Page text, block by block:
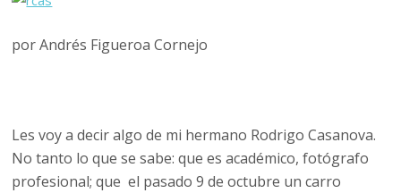
por Andrés Figueroa Cornejo
Les voy a decir algo de mi hermano Rodrigo Casanova.
No tanto lo que se sabe: que es académico, fotógrafo
profesional; que el pasado 9 de octubre un carro